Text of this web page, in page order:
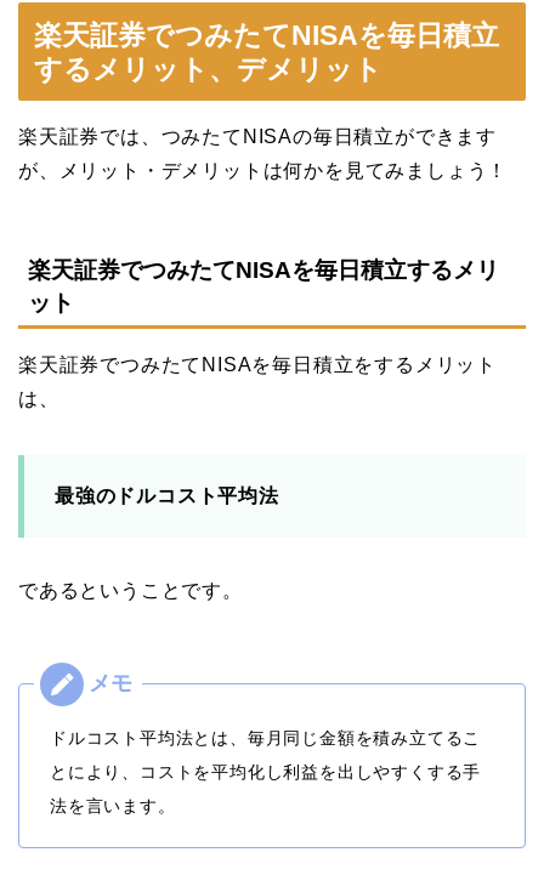
楽天証券でつみたてNISAを毎日積立
するメリット、デメリット
楽天証券では、つみたてNISAの毎日積立ができます
が、メリット・デメリットは何かを見てみましょう！
楽天証券でつみたてNISAを毎日積立するメリ
ット
楽天証券でつみたてNISAを毎日積立をするメリット
は、
最強のドルコスト平均法
であるということです。
ドルコスト平均法とは、毎月同じ金額を積み立てるこ
とにより、コストを平均化し利益を出しやすくする手
法を言います。